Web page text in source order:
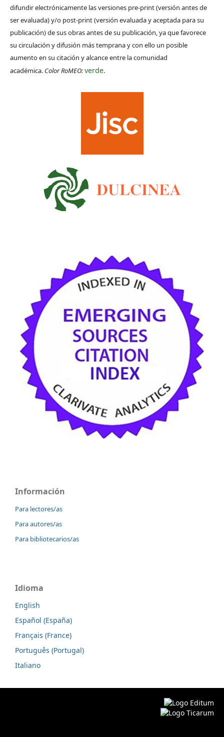
difundir electrónicamente las versiones pre-print (versión antes de
ser evaluada) y/o post-print (versión evaluada y aceptada para su
publicación) de sus obras antes de su publicación, ya que favorece
su circulación y difusión más temprana y con ello un posible
aumento en su citación y alcance entre la comunidad
académica. Color RoMEO:verde.
Información
Para lectores/as
Para autores/as
Para bibliotecarios/as
Idioma
English
Español (España)
Français (France)
Português (Portugal)
Italiano